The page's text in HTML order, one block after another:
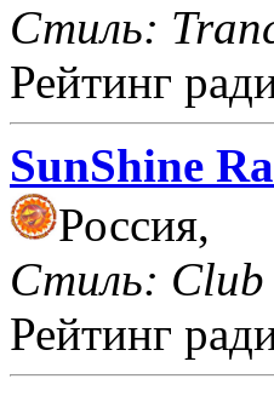
Стиль:
Рейтинг
SunShine
Россия,
Стиль: Club
Рейтинг